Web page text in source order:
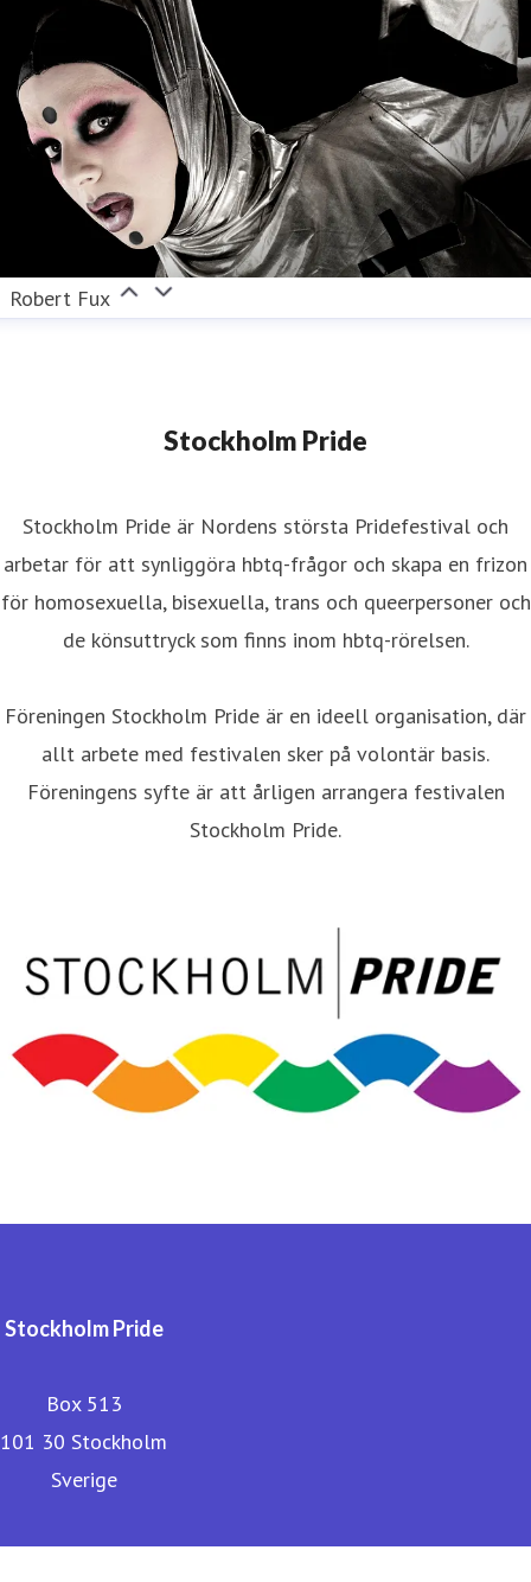
Robert Fux
Stockholm Pride
Stockholm Pride är Nordens största Pridefestival och
arbetar för att synliggöra hbtq-frågor och skapa en frizon
för homosexuella, bisexuella, trans och queerpersoner och
de könsuttryck som finns inom hbtq-rörelsen.
Föreningen Stockholm Pride är en ideell organisation, där
allt arbete med festivalen sker på volontär basis.
Föreningens syfte är att årligen arrangera festivalen
Stockholm Pride.
Stockholm Pride
Box 513
101 30 Stockholm
Sverige